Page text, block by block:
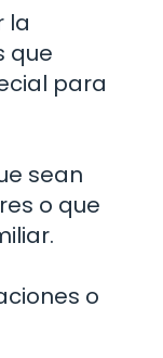
la
que
para
sean
o que
o